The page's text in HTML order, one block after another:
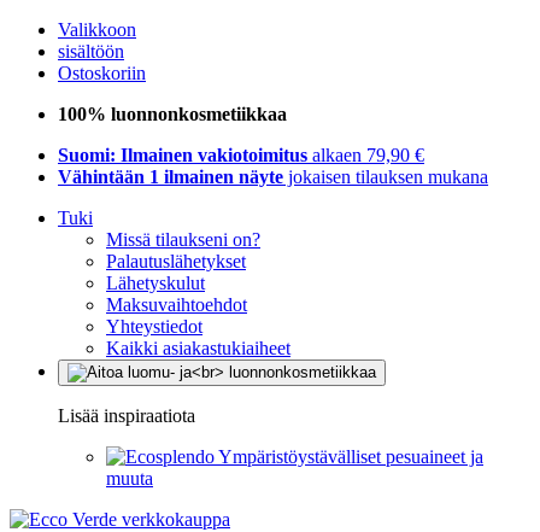
Valikkoon
sisältöön
Ostoskoriin
100% luonnonkosmetiikkaa
Suomi: Ilmainen vakiotoimitus alkaen 79,90 €
Vähintään 1 ilmainen näyte jokaisen tilauksen mukana
Tuki
Missä tilaukseni on?
Palautuslähetykset
Lähetyskulut
Maksuvaihtoehdot
Yhteystiedot
Kaikki asiakastukiaiheet
Lisää inspiraatiota
Ympäristöystävälliset pesuaineet ja
muuta